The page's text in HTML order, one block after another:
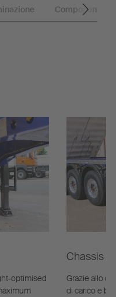
Componenti
optimised
Chassis
Grazie allo
di carico e